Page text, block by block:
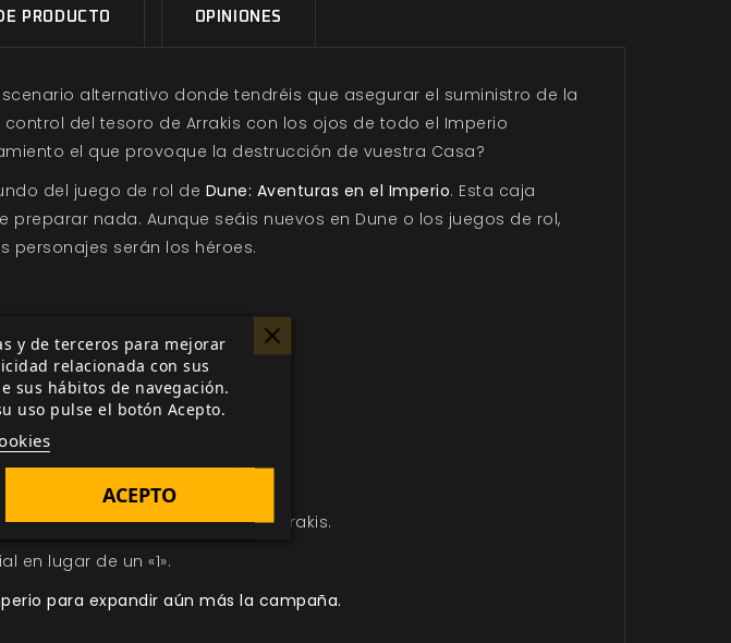
PRODUCTO OPINIONES
alternativo donde tendréis que asegurar el suministro de la
del tesoro de Arrakis con los ojos de todo el Imperio
el que provoque la destrucción de vuestra Casa?
del juego de rol de Dune: Aventuras en el Imperio. Esta caja
nada. Aunque seáis nuevos en Dune o los juegos de rol,
serán los héroes.
durante el juego.
a vuestra mesa de juego.
de vuestros éxitos y fallos en Arrakis.
en lugar de un «1».
para expandir aún más la campaña.
y de terceros para mejorar
relacionada con sus
sus hábitos de navegación.
uso pulse el botón Acepto.
ACEPTO